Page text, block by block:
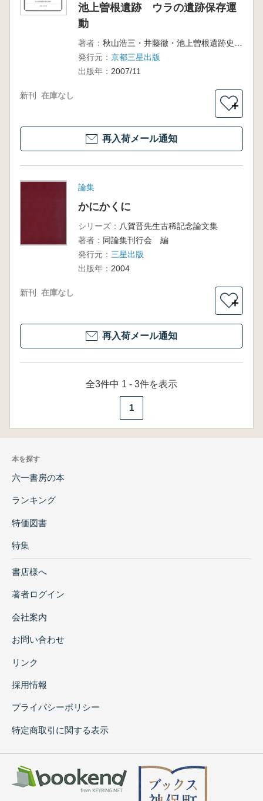
池上曽根遺跡 ウラの遺跡保存運
動
著者：
発行元： 京都三星出版
出版年： 2007/11
新刊 在庫なし
＋
再入荷メール通知
論集
かにかくに
シリーズ： 八賀晋先生古稀記念論文集
著者： 同論集刊行会 編
発行元： 三星出版
出版年： 2004
新刊 在庫なし
＋
再入荷メール通知
全3件中 1 - 3件を表示
1
本を探す
六一書房の本
ランキング
特価図書
特集
書店様へ
著者ログイン
会社案内
お問い合わせ
リンク
採用情報
プライバシーポリシー
特定商取引に関する表示